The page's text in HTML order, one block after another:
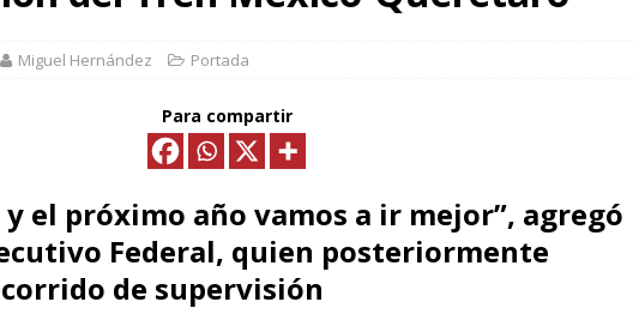
*FOMTLAX IMPULSA NEGOCIOS DE 362 FAMILIAS CON MÁS DE 9.5 MDP
EN CRÉDITOS*
Y ESPECIALISTAS QUE ANALIZARÁN LA EXPLOTACIÓN DE GAS NATURAL NO
[ abril 15, 2026 ]
Presenta Ray Vázquez iniciativa para proteger a mujeres de violencia
digital con IA
POLÍTICA
[ abril 13, 2026 ] No es tiempo de simulaciones, sino de acompañar a la Presidenta:
Miguel Hernández Portada
Para compartir
y el próximo año vamos a ir mejor”, agregó
Federal, quien posteriormente
de supervisión